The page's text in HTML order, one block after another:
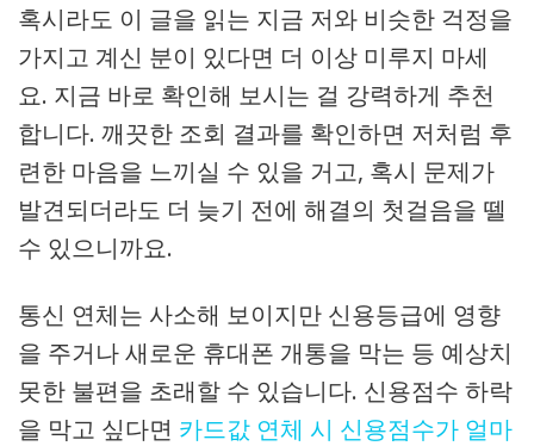
혹시라도 이 글을 읽는 지금 저와 비슷한 걱정을
가지고 계신 분이 있다면 더 이상 미루지 마세
요. 지금 바로 확인해 보시는 걸 강력하게 추천
합니다. 깨끗한 조회 결과를 확인하면 저처럼 후
련한 마음을 느끼실 수 있을 거고, 혹시 문제가
발견되더라도 더 늦기 전에 해결의 첫걸음을 뗄
수 있으니까요.
통신 연체는 사소해 보이지만 신용등급에 영향
을 주거나 새로운 휴대폰 개통을 막는 등 예상치
못한 불편을 초래할 수 있습니다. 신용점수 하락
을 막고 싶다면 카드값 연체 시 신용점수가 얼마